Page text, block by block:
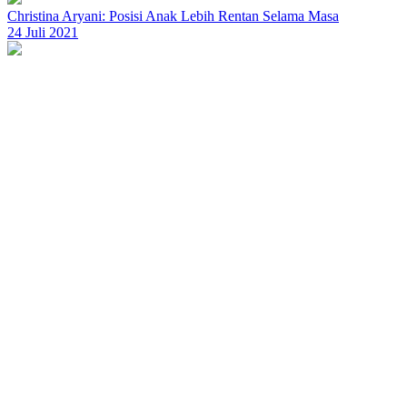
Christina Aryani: Posisi Anak Lebih Rentan Selama Masa
24 Juli 2021